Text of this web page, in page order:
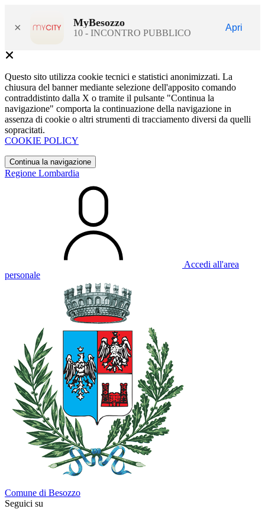
× MyBesozzo
10 - INCONTRO PUBBLICO
Apri
Questo sito utilizza cookie tecnici e statistici anonimizzati. La
chiusura del banner mediante selezione dell'apposito comando
contraddistinto dalla X o tramite il pulsante "Continua la
navigazione" comporta la continuazione della navigazione in
assenza di cookie o altri strumenti di tracciamento diversi da quelli
sopracitati.
COOKIE POLICY
Continua la navigazione
Regione Lombardia
Accedi all'area
personale
Comune di Besozzo
Seguici su